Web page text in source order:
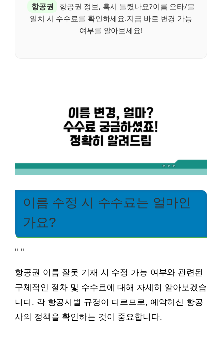
항공권
항공권 정보, 혹시 틀렸나요?이름 오타/불
일치 시 수수료를 확인하세요.지금 바로 변경 가능
여부를 알아보세요!
이름 수정 시 수수료는 얼마인
가요?
" "
항공권 이름 잘못 기재 시 수정 가능 여부와 관련된
구체적인 절차 및 수수료에 대해 자세히 알아보겠습
니다. 각 항공사별 규정이 다르므로, 예약하신 항공
사의 정책을 확인하는 것이 중요합니다.